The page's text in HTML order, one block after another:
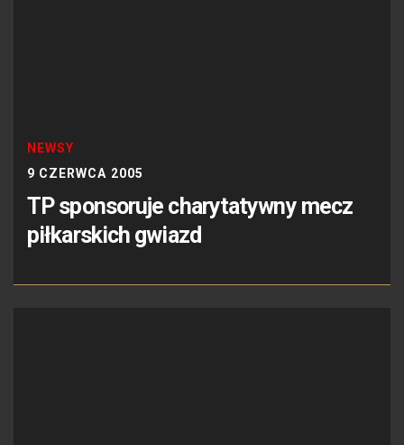
NEWSY
9 CZERWCA 2005
TP sponsoruje charytatywny mecz
piłkarskich gwiazd